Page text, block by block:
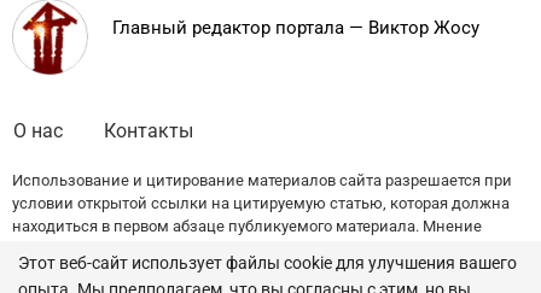
Главный редактор портала — Виктор Жосу
О нас Контакты
Использование и цитирование материалов сайта разрешается при
условии открытой ссылки на цитируемую статью, которая должна
находиться в первом абзаце публикуемого материала. Мнение
Этот веб-сайт использует файлы cookie для улучшения вашего